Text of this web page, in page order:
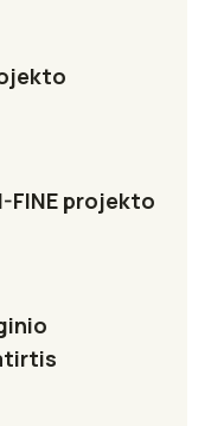
FINE projekto